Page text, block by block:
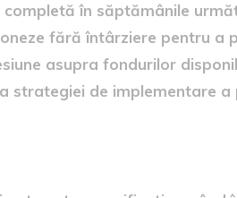
în săptămânile
fără întârziere pentru a
asupra fondurilor
strategiei de implementare